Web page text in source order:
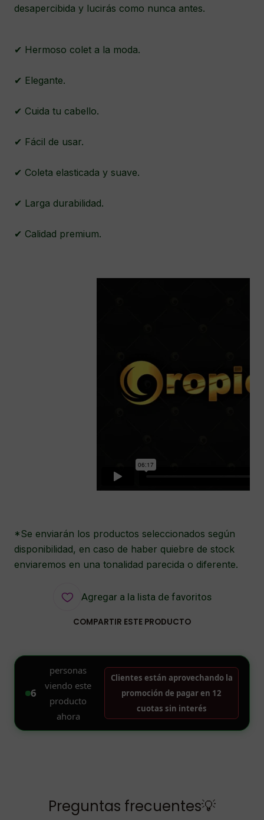
desapercibida y lucirás como nunca antes.
✔ Hermoso colet a la moda.
✔ Elegante.
✔ Cuida tu cabello.
✔ Fácil de usar.
✔ Coleta elasticada y suave.
✔ Larga durabilidad.
✔ Calidad premium.
*Se enviarán los productos seleccionados según
disponibilidad, en caso de haber quiebre de stock
enviaremos en una tonalidad parecida o diferente.
Agregar a la lista de favoritos
COMPARTIR ESTE PRODUCTO
Preguntas frecuentes💡